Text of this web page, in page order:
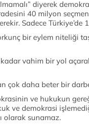
diyerek
40 milyon
Sadece
bir eylem niteliği
vahim bir yol
çok daha beter bir
ve hukukun
ve demokrasi
olarak sunamaz.